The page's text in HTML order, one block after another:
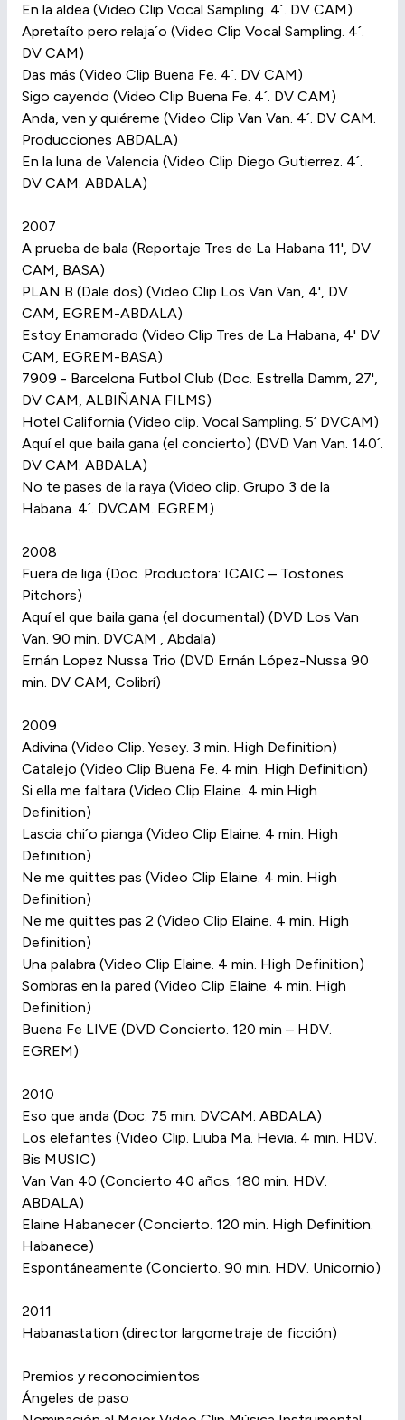
En la aldea (Video Clip Vocal Sampling. 4´. DV CAM)
Apretaíto pero relaja´o (Video Clip Vocal Sampling. 4´.
DV CAM)
Das más (Video Clip Buena Fe. 4´. DV CAM)
Sigo cayendo (Video Clip Buena Fe. 4´. DV CAM)
Anda, ven y quiéreme (Video Clip Van Van. 4´. DV CAM.
Producciones ABDALA)
En la luna de Valencia (Video Clip Diego Gutierrez. 4´.
DV CAM. ABDALA)
2007
A prueba de bala (Reportaje Tres de La Habana 11', DV
CAM, BASA)
PLAN B (Dale dos) (Video Clip Los Van Van, 4', DV
CAM, EGREM-ABDALA)
Estoy Enamorado (Video Clip Tres de La Habana, 4' DV
CAM, EGREM-BASA)
7909 - Barcelona Futbol Club (Doc. Estrella Damm, 27',
DV CAM, ALBIÑANA FILMS)
Hotel California (Video clip. Vocal Sampling. 5’ DVCAM)
Aquí el que baila gana (el concierto) (DVD Van Van. 140´.
DV CAM. ABDALA)
No te pases de la raya (Video clip. Grupo 3 de la
Habana. 4´. DVCAM. EGREM)
2008
Fuera de liga (Doc. Productora: ICAIC – Tostones
Pitchors)
Aquí el que baila gana (el documental) (DVD Los Van
Van. 90 min. DVCAM , Abdala)
Ernán Lopez Nussa Trio (DVD Ernán López-Nussa 90
min. DV CAM, Colibrí)
2009
Adivina (Video Clip. Yesey. 3 min. High Definition)
Catalejo (Video Clip Buena Fe. 4 min. High Definition)
Si ella me faltara (Video Clip Elaine. 4 min.High
Definition)
Lascia chi´o pianga (Video Clip Elaine. 4 min. High
Definition)
Ne me quittes pas (Video Clip Elaine. 4 min. High
Definition)
Ne me quittes pas 2 (Video Clip Elaine. 4 min. High
Definition)
Una palabra (Video Clip Elaine. 4 min. High Definition)
Sombras en la pared (Video Clip Elaine. 4 min. High
Definition)
Buena Fe LIVE (DVD Concierto. 120 min – HDV.
EGREM)
2010
Eso que anda (Doc. 75 min. DVCAM. ABDALA)
Los elefantes (Video Clip. Liuba Ma. Hevia. 4 min. HDV.
Bis MUSIC)
Van Van 40 (Concierto 40 años. 180 min. HDV.
ABDALA)
Elaine Habanecer (Concierto. 120 min. High Definition.
Habanece)
Espontáneamente (Concierto. 90 min. HDV. Unicornio)
2011
Habanastation (director largometraje de ficción)
Premios y reconocimientos
Ángeles de paso